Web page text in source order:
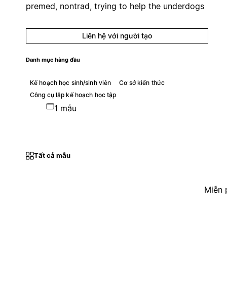
premed, nontrad, trying to help the underdogs
Liên hệ với người tạo
Danh mục hàng đầu
Kế hoạch học sinh/sinh viên
Cơ sở kiến thức
Công cụ lập kế hoạch học tập
1 mẫu
Tất cả mẫu
Miễn